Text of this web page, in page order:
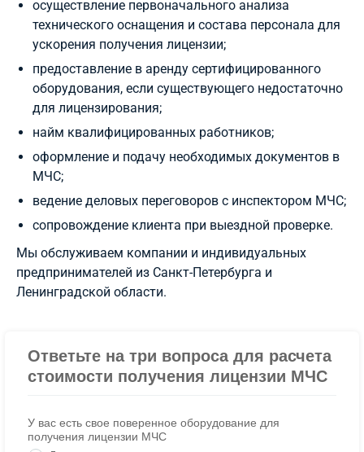
осуществление первоначального анализа
технического оснащения и состава персонала для
ускорения получения лицензии;
предоставление в аренду сертифицированного
оборудования, если существующего недостаточно
для лицензирования;
найм квалифицированных работников;
оформление и подачу необходимых документов в
МЧС;
ведение деловых переговоров с инспектором МЧС;
сопровождение клиента при выездной проверке.
Мы обслуживаем компании и индивидуальных
предпринимателей из Санкт-Петербурга и
Ленинградской области.